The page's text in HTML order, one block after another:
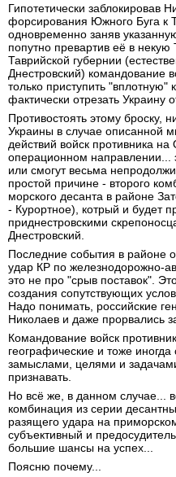
Гипотетически заблокировав
форсирования Южного Буга к
одновременно заняв
попутно превартив её в некую
Таврийской губернии
Днестровский) командование
только приступить
фактически отрезать Украину
Противостоять этому
Украины в случае описанной
действий войск противника
операционном направлении...
или смогут весьма
простой причине - второго
морского десанта в районе
- Курортное), котрый и будет
приднестровскими
Днестровский.
Последние события в
удар КР по железнодорожно-
это не про "срыв поставок".
создания сопутствующих
Надо понимать, российские
Николаев и даже прорвались
Командование войск
географические и тоже
замыслами, целями и
признавать.
Но всё же, в данном случае...
комбинация из серии
разящего удара на
субъективный и
большие шансы на успех...
Поясню почему...